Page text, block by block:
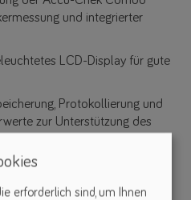
und integrierter
LCD-Display für gute
Protokollierung und
zur Unterstützung des
Infusionssets sind PVC- und
erforderlich sind, um Ihnen